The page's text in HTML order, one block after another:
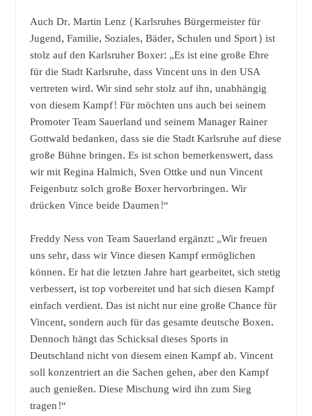
Auch Dr. Martin Lenz (Karlsruhes Bürgermeister für
Jugend, Familie, Soziales, Bäder, Schulen und Sport) ist
stolz auf den Karlsruher Boxer: „Es ist eine große Ehre
für die Stadt Karlsruhe, dass Vincent uns in den USA
vertreten wird. Wir sind sehr stolz auf ihn, unabhängig
von diesem Kampf! Für möchten uns auch bei seinem
Promoter Team Sauerland und seinem Manager Rainer
Gottwald bedanken, dass sie die Stadt Karlsruhe auf diese
große Bühne bringen. Es ist schon bemerkenswert, dass
wir mit Regina Halmich, Sven Ottke und nun Vincent
Feigenbutz solch große Boxer hervorbringen. Wir
drücken Vince beide Daumen!“
Freddy Ness von Team Sauerland ergänzt: „Wir freuen
uns sehr, dass wir Vince diesen Kampf ermöglichen
können. Er hat die letzten Jahre hart gearbeitet, sich stetig
verbessert, ist top vorbereitet und hat sich diesen Kampf
einfach verdient. Das ist nicht nur eine große Chance für
Vincent, sondern auch für das gesamte deutsche Boxen.
Dennoch hängt das Schicksal dieses Sports in
Deutschland nicht von diesem einen Kampf ab. Vincent
soll konzentriert an die Sachen gehen, aber den Kampf
auch genießen. Diese Mischung wird ihn zum Sieg
tragen!“